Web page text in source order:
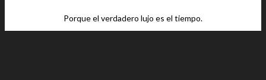
Porque el verdadero lujo es el tiempo.